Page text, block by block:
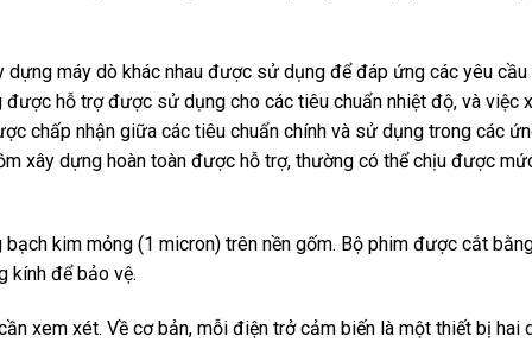
máy dò khác nhau được sử dụng để đáp ứng các yêu cầu
được hỗ trợ được sử dụng cho các tiêu chuẩn nhiệt độ, và việc
chấp nhận giữa các tiêu chuẩn chính và sử dụng trong các
xây dựng hoàn toàn được hỗ trợ, thường có thể chịu được
kim mỏng (1 micron) trên nền gốm. Bộ phim được cắt
kính để bảo vệ.
xem xét. Về cơ bản, mỗi điện trở cảm biến là một thiết bị hai